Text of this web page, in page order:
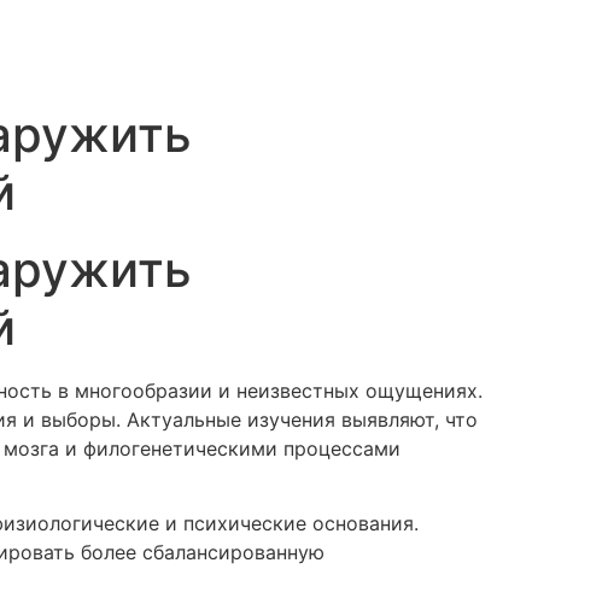
в многообразии и неизвестных ощущениях.
и выборы. Актуальные изучения выявляют, что
и филогенетическими процессами
и психические основания.
более сбалансированную